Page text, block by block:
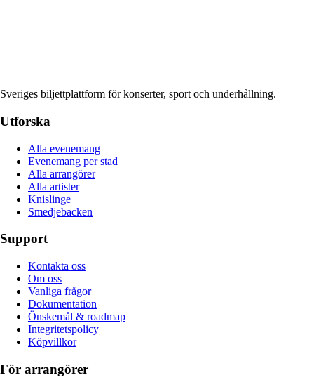
Sveriges biljettplattform för konserter, sport och underhållning.
Utforska
Alla evenemang
Evenemang per stad
Alla arrangörer
Alla artister
Knislinge
Smedjebacken
Support
Kontakta oss
Om oss
Vanliga frågor
Dokumentation
Önskemål & roadmap
Integritetspolicy
Köpvillkor
För arrangörer